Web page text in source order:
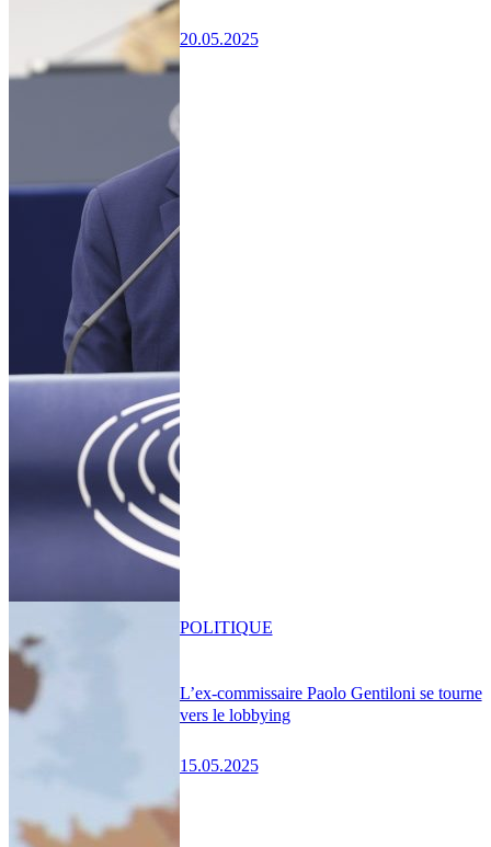
20.05.2025
L’ex-commissaire Paolo Gentiloni se tourne
vers le lobbying
15.05.2025
POLITIQUE